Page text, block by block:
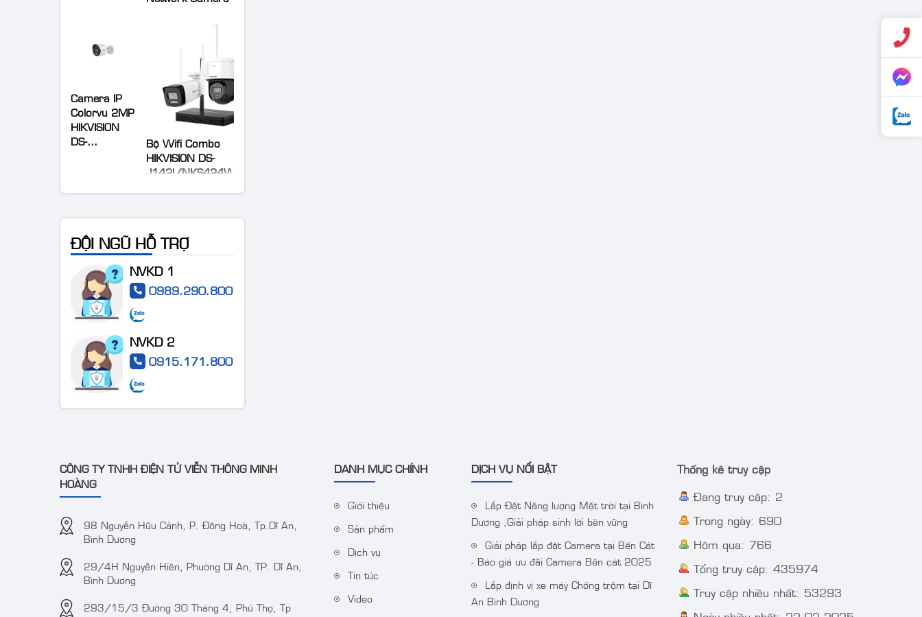
Camera IP
Colorvu 2MP
HIKVISION
DS-
2CD1027G0-
Bộ Wifi Combo
HIKVISION DS-
J142I/NKS424W03H
Camera IP
AcuSense
thân trụ thế
hệ 2 4MP
VT-2CD3BG-
ColorVu Audio Fixed
Turret Camera
4MP
WizColor
DAHUA DH-
HDW2449T-
S-PRO (kbt)
Water-proof Bullet
ĐỘI NGŨ HỖ TRỢ
NVKD 1
0989.290.800
NVKD 2
0915.171.800
CÔNG TY TNHH ĐIỆN TỬ VIỄN THÔNG MINH
HOÀNG
98 Nguyễn Hữu Cảnh, P. Đông Hoà, Tp.Dĩ An,
Bình Dương
29/4H Nguyễn Hiền, Phường Dĩ An, TP. Dĩ An,
Bình Dương
293/15/3 Đường 30 Tháng 4, Phú Thọ, Tp
DANH MỤC CHÍNH
Giới thiệu
Sản phẩm
Dịch vụ
Tin tức
Video
DỊCH VỤ NỔI BẬT
Lắp Đặt Năng lượng Mặt trời tại Bình
Dương ,Giải pháp sinh lời bền vững
Giải pháp lắp đặt Camera tại Bến Cát
- Báo giá ưu đãi Camera Bến cát 2025
Lắp định vị xe máy Chống trộm tại Dĩ
An Bình Dương
Thống kê truy cập
Đang truy cập: 2
Trong ngày: 690
Hôm qua: 766
Tổng truy cập: 435974
Truy cập nhiều nhất: 53293